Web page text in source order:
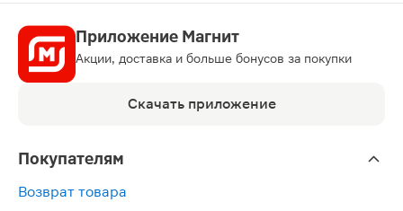
Приложение Магнит
Акции, доставка и больше бонусов за покупки
Скачать приложение
Покупателям
Возврат товара